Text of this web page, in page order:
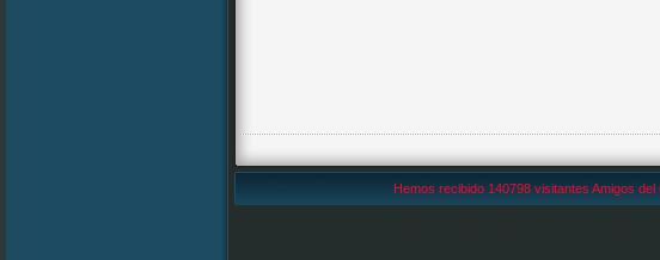
Hemos recibido 140798 visitantes Amigos del